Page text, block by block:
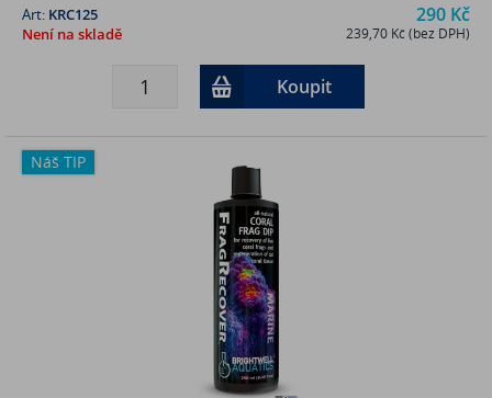
290 Kč
239,70 Kč (bez DPH)
Art: KRC125
Není na skladě
Koupit
Náš TIP